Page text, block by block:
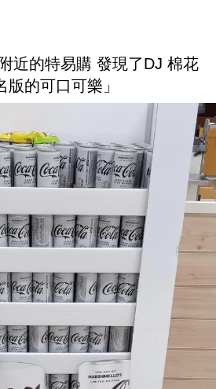
近的特易購 發現了DJ 棉花
版的可口可樂」